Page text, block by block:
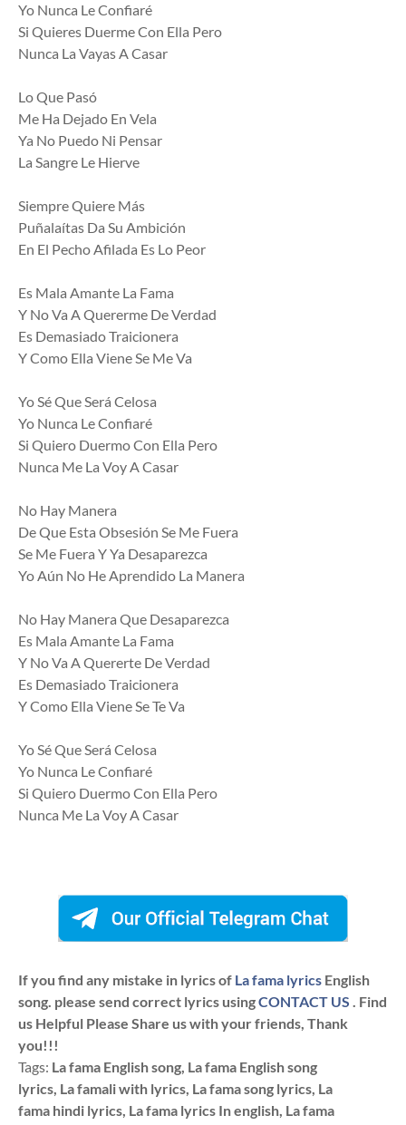
Yo Nunca Le Confiaré
Si Quieres Duerme Con Ella Pero
Nunca La Vayas A Casar
Lo Que Pasó
Me Ha Dejado En Vela
Ya No Puedo Ni Pensar
La Sangre Le Hierve
Siempre Quiere Más
Puñalaítas Da Su Ambición
En El Pecho Afilada Es Lo Peor
Es Mala Amante La Fama
Y No Va A Quererme De Verdad
Es Demasiado Traicionera
Y Como Ella Viene Se Me Va
Yo Sé Que Será Celosa
Yo Nunca Le Confiaré
Si Quiero Duermo Con Ella Pero
Nunca Me La Voy A Casar
No Hay Manera
De Que Esta Obsesión Se Me Fuera
Se Me Fuera Y Ya Desaparezca
Yo Aún No He Aprendido La Manera
No Hay Manera Que Desaparezca
Es Mala Amante La Fama
Y No Va A Quererte De Verdad
Es Demasiado Traicionera
Y Como Ella Viene Se Te Va
Yo Sé Que Será Celosa
Yo Nunca Le Confiaré
Si Quiero Duermo Con Ella Pero
Nunca Me La Voy A Casar
If you find any mistake in lyrics of La fama lyrics English
song. please send correct lyrics usingCONTACT US . Find
us Helpful Please Share us with your friends, Thank
you!!!
Tags: La fama English song, La fama English song
lyrics, La famali with lyrics, La fama song lyrics, La
fama hindi lyrics, La fama lyrics In english, La fama